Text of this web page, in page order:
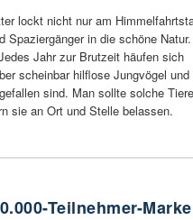
lockt nicht nur am
Spaziergänger in die schöne
Jahr zur Brutzeit häufen sich
scheinbar hilflose Jungvögel und
sind. Man sollte solche
sie an Ort und Stelle belassen.
Teilnehmer-Marke